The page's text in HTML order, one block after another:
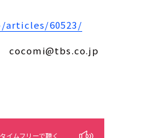
articles/60523/
cocomi@tbs.co.jp
タイムフリーで聴く